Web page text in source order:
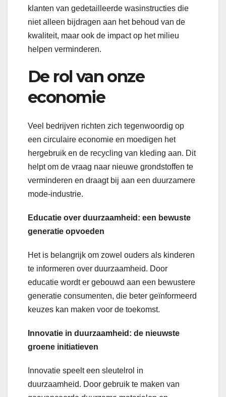
klanten van gedetailleerde wasinstructies die
niet alleen bijdragen aan het behoud van de
kwaliteit, maar ook de impact op het milieu
helpen verminderen.
De rol van onze
economie
Veel bedrijven richten zich tegenwoordig op
een circulaire economie en moedigen het
hergebruik en de recycling van kleding aan. Dit
helpt om de vraag naar nieuwe grondstoffen te
verminderen en draagt bij aan een duurzamere
mode-industrie.
Educatie over duurzaamheid: een bewuste
generatie opvoeden
Het is belangrijk om zowel ouders als kinderen
te informeren over duurzaamheid. Door
educatie wordt er gebouwd aan een bewustere
generatie consumenten, die beter geïnformeerd
keuzes kan maken voor de toekomst.
Innovatie in duurzaamheid: de nieuwste
groene initiatieven
Innovatie speelt een sleutelrol in
duurzaamheid. Door gebruik te maken van